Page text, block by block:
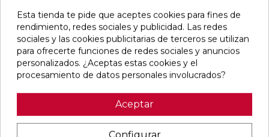
y taupe. Además, es antihielo, antimanchas y resistente a
ácidos y bases, lo que garantiza su durabilidad y fácil
mantenimiento.
Pensamos que te puede interesar
favorite
Esta tienda te pide que aceptes cookies para fines de
rendimiento, redes sociales y publicidad. Las redes
sociales y las cookies publicitarias de terceros se utilizan
para ofrecerte funciones de redes sociales y anuncios
personalizados. ¿Aceptas estas cookies y el
procesamiento de datos personales involucrados?
Aceptar